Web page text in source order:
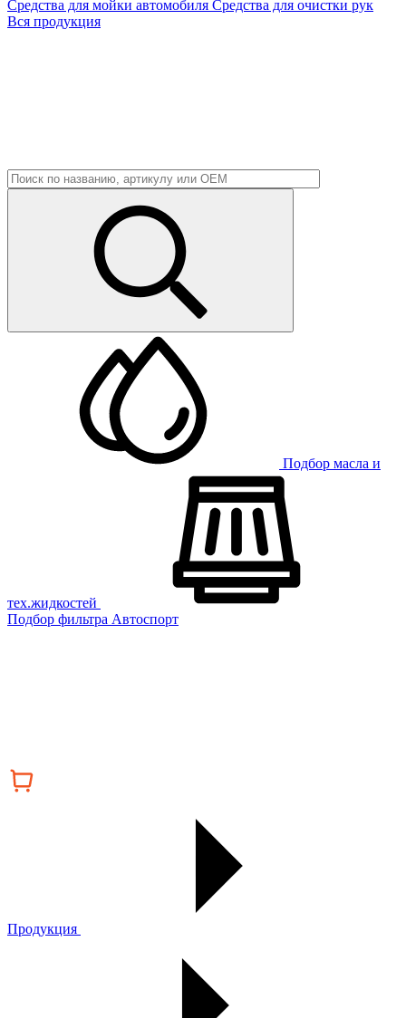
Средства для мойки автомобиля Средства для очистки рук
Вся продукция
Подбор масла и
тех.жидкостей
Подбор фильтра Автоспорт
Продукция